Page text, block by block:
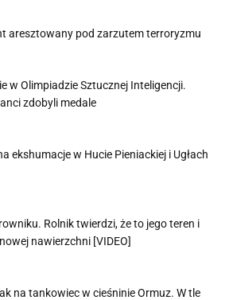
aresztowany pod zarzutem terroryzmu
w Olimpiadzie Sztucznej Inteligencji.
zdobyli medale
ekshumacje w Hucie Pieniackiej i Ugłach
Rolnik twierdzi, że to jego teren i
nawierzchni [VIDEO]
na tankowiec w cieśninie Ormuz. W tle